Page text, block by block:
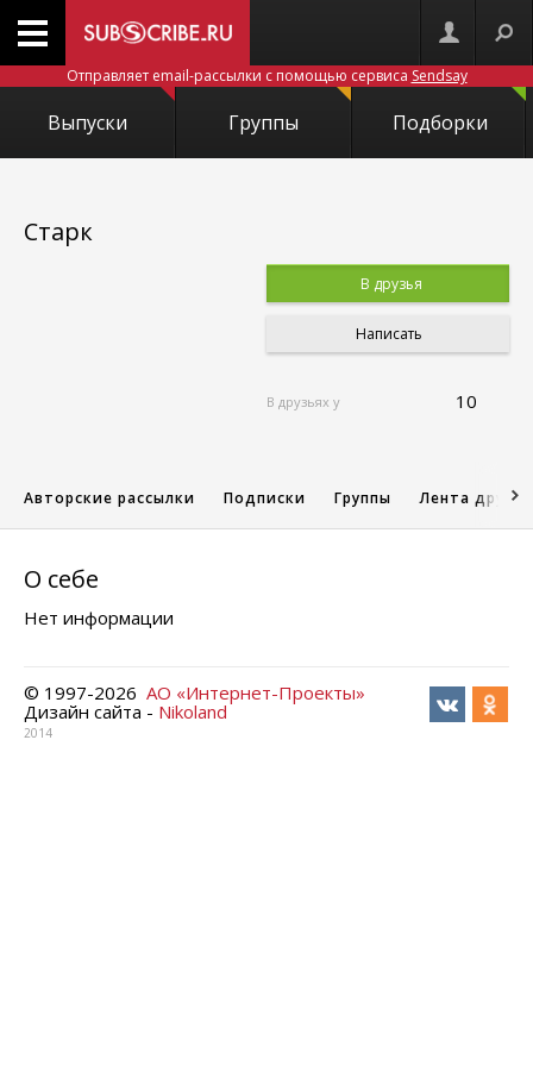
Отправляет email-рассылки с помощью сервиса Sendsay
Выпуски Группы Подборки
Старк
В друзья
Написать
В друзьях у 10
Авторские рассылки Подписки Группы Лента друзей
О себе
Нет информации
© 1997-2026 АО «Интернет-Проекты»
Дизайн сайта - Nikoland
2014